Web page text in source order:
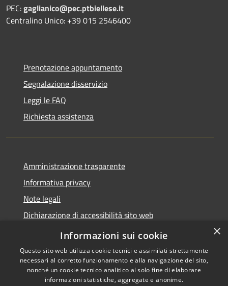
PEC:gaglianico@pec.ptbiellese.it
Centralino Unico: +39 015 2546400
Prenotazione appuntamento
Segnalazione disservizio
Leggi le FAQ
Richiesta assistenza
Amministrazione trasparente
Informativa privacy
Note legali
Dichiarazione di accessibilità sito web
WhistleblowingPA
Copyright © 2026 • Comune di
×
Informazioni sui cookie
Questo sito web utilizza cookie tecnici e assimilati strettamente
necessari al corretto funzionamento e alla navigazione del sito,
nonché un cookie tecnico analitico al solo fine di elaborare
informazioni statistiche, aggregate e anonime.